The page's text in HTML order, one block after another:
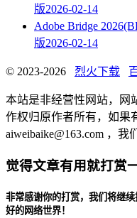
版2026-02-14
Adobe Bridge
版2026-02-14
© 2023-2026 烈火下载
本站是非经营性网站，网
作权归原作者所有，如果
aiweibaike@163.com ，我
觉得文章有用就打赏
非常感谢你的打赏，我们将继
好的网络世界！